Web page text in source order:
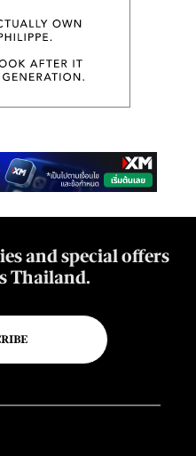
and special offers
Thailand.